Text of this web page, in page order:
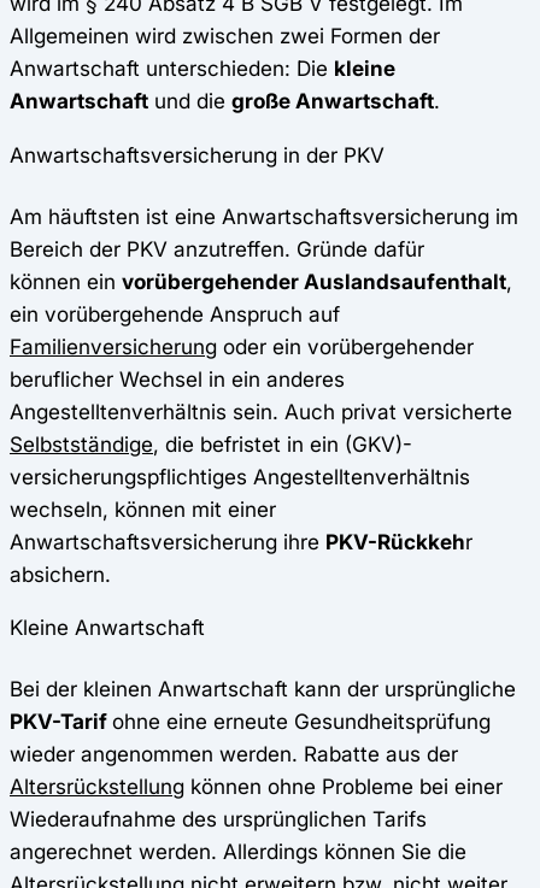
Allgemeinen wird zwischen zwei Formen der
Anwartschaft unterschieden: Die kleine
Anwartschaft und die große Anwartschaft.
Anwartschaftsversicherung in der PKV
Am häuftsten ist eine Anwartschaftsversicherung im
Bereich der PKV anzutreffen. Gründe dafür
können ein vorübergehender Auslandsaufenthalt,
ein vorübergehende Anspruch auf
Familienversicherung oder ein vorübergehender
beruflicher Wechsel in ein anderes
Angestelltenverhältnis sein. Auch privat versicherte
Selbstständige, die befristet in ein (GKV)-
versicherungspflichtiges Angestelltenverhältnis
wechseln, können mit einer
Anwartschaftsversicherung ihre PKV-Rückkehr
absichern.
Kleine Anwartschaft
Bei der kleinen Anwartschaft kann der ursprüngliche
PKV-Tarifohne eine erneute Gesundheitsprüfung
wieder angenommen werden. Rabatte aus der
Altersrückstellung können ohne Probleme bei einer
Wiederaufnahme des ursprünglichen Tarifs
angerechnet werden. Allerdings können Sie die